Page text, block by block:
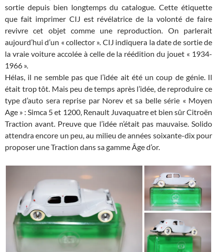
sortie depuis bien longtemps du catalogue. Cette étiquette
que fait imprimer CIJ est révélatrice de la volonté de faire
revivre cet objet comme une reproduction. On parlerait
aujourd’hui d’un « collector ». CIJ indiquera la date de sortie de
la vraie voiture accolée à celle de la réédition du jouet « 1934-
1966 ».
Hélas, il ne semble pas que l’idée ait été un coup de génie. Il
était trop tôt. Mais peu de temps après l’idée, de reproduire ce
type d’auto sera reprise par Norev et sa belle série « Moyen
Age » : Simca 5 et 1200, Renault Juvaquatre et bien sûr Citroën
Traction avant. Preuve que l’idée n’était pas mauvaise. Solido
attendra encore un peu, au milieu de années soixante-dix pour
proposer une Traction dans sa gamme Âge d’or.